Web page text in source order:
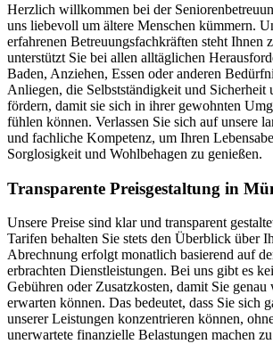
Herzlich willkommen bei der
uns liebevoll um ältere Menschen kümmern.
erfahrenen Betreuungsfachkräften steht Ihnen
unterstützt Sie bei allen alltäglichen
Baden, Anziehen, Essen oder anderen
Anliegen, die Selbstständigkeit und Sicherheit
fördern, damit sie sich in ihrer gewohnten
fühlen können. Verlassen Sie sich auf unsere
und fachliche Kompetenz, um Ihren
Sorglosigkeit und Wohlbehagen zu genießen.
Transparente Preisgestaltung in
Unsere Preise sind klar und transparent
Tarifen behalten Sie stets den Überblick über
Abrechnung erfolgt monatlich basierend auf
erbrachten Dienstleistungen. Bei uns gibt es
Gebühren oder Zusatzkosten, damit Sie genau
erwarten können. Das bedeutet, dass Sie sich
unserer Leistungen konzentrieren können,
unerwartete finanzielle Belastungen machen